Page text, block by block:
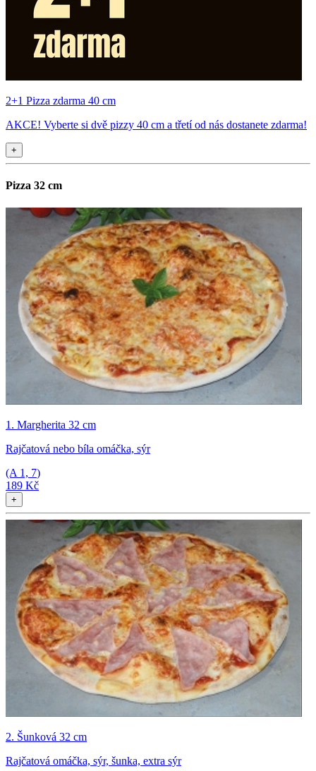
2+1 Pizza zdarma 40 cm
AKCE! Vyberte si dvě pizzy 40 cm a třetí od nás dostanete zdarma!
+
Pizza 32 cm
1. Margherita 32 cm
Rajčatová nebo bíla omáčka, sýr
(A 1, 7)
189 Kč
+
2. Šunková 32 cm
Rajčatová omáčka, sýr, šunka, extra sýr